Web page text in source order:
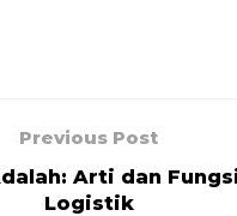
Previous Post
Arti dan
Logistik